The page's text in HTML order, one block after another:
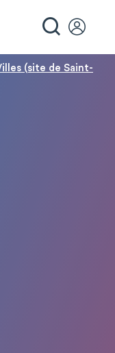
(site de Saint-